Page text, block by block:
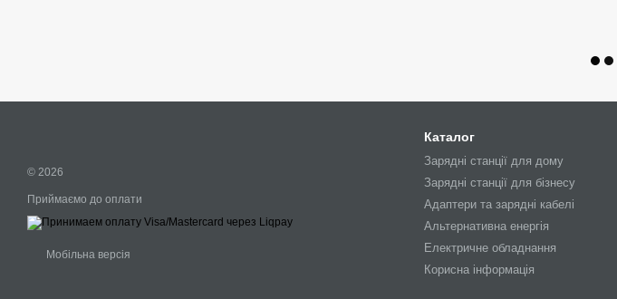
© 2026
Приймаємо до оплати
Мобільна версія
Каталог
Зарядні станції для дому
Зарядні станції для бізнесу
Адаптери та зарядні кабелі
Альтернативна енергія
Електричне обладнання
Корисна інформація